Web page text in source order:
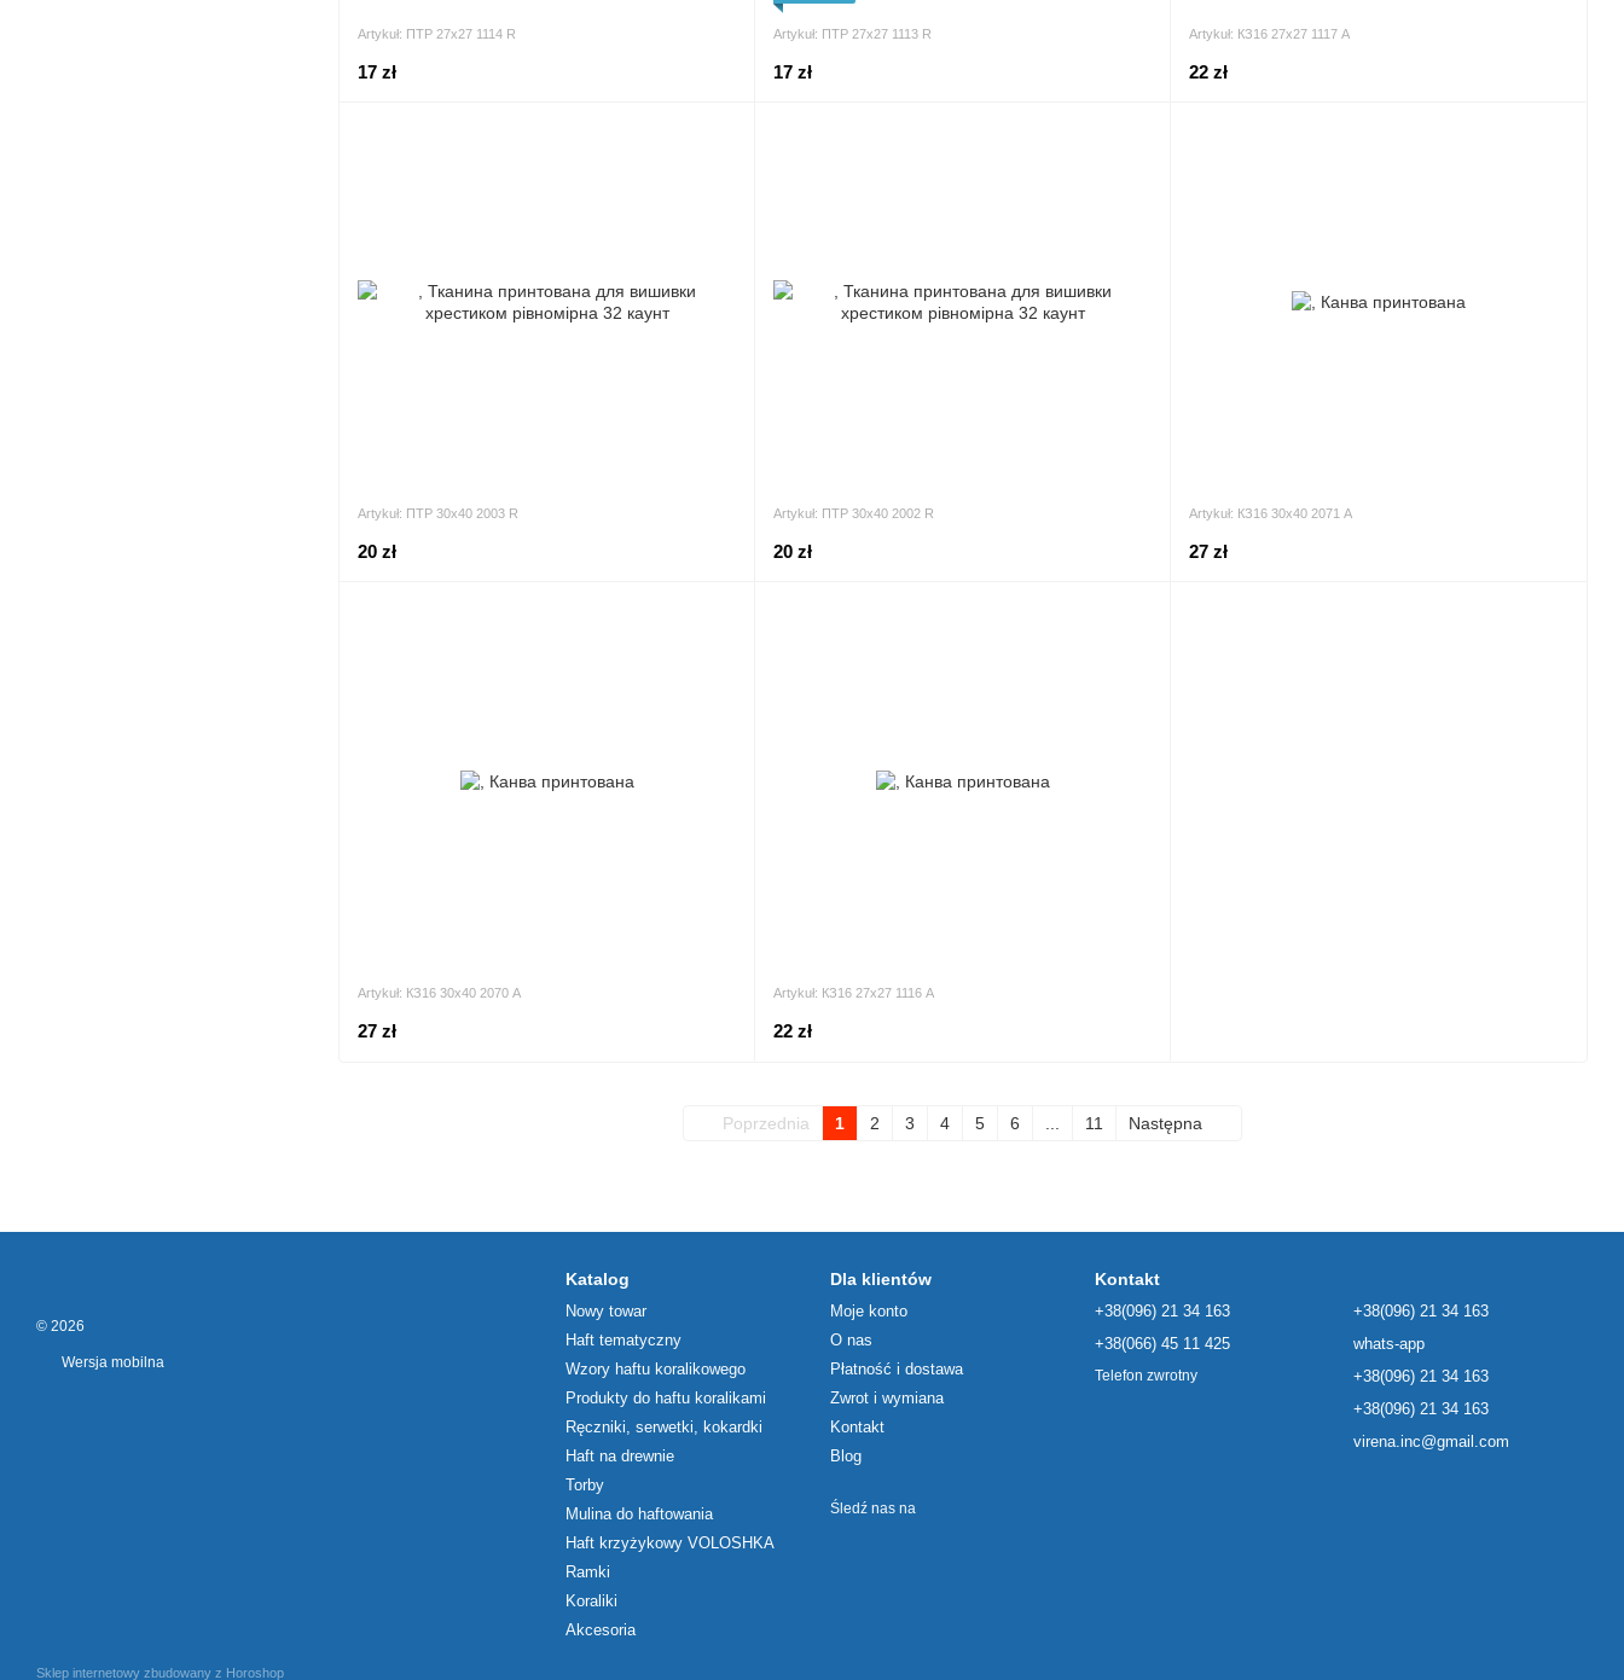
Artykuł: ПТР 27х27 1114 R
17 zł
Artykuł: ПТР 27х27 1113 R
17 zł
Artykuł: КЗ16 27х27 1117 А
22 zł
Artykuł: ПТР 30х40 2003 R
20 zł
Artykuł: ПТР 30х40 2002 R
20 zł
Artykuł: КЗ16 30х40 2071 А
27 zł
Artykuł: КЗ16 30х40 2070 А
27 zł
Artykuł: КЗ16 27х27 1116 A
22 zł
Poprzednia 1 2 3 4 5 6 11 Następna
© 2026
Wersja mobilna
Sklep internetowy zbudowany z Horoshop
Katalog
Nowy towar
Haft tematyczny
Wzory haftu koralikowego
Produkty do haftu koralikami
Ręczniki, serwetki, kokardki
Haft na drewnie
Torby
Mulina do haftowania
Haft krzyżykowy VOLOSHKA
Ramki
Koraliki
Akcesoria
Dla klientów
Moje konto
O nas
Płatność i dostawa
Zwrot i wymiana
Kontakt
Blog
Śledź nas na
Kontakt
+38(096) 21 34 163
+38(066) 45 11 425
Telefon zwrotny
+38(096) 21 34 163
whats-app
+38(096) 21 34 163
+38(096) 21 34 163
virena.inc@gmail.com